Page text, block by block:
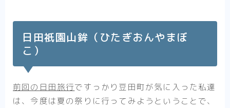
日田祇園山鉾（ひたぎおんやまぼ
こ）
前回の日田旅行ですっかり豆田町が気に入った私達
は、今度は夏の祭りに行ってみようということで、